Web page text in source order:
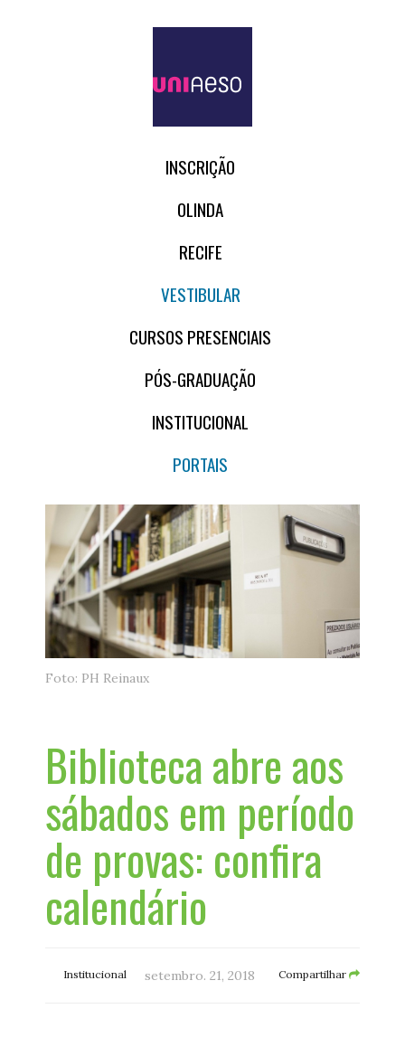
INSCRIÇÃO
OLINDA
RECIFE
VESTIBULAR
CURSOS PRESENCIAIS
PÓS-GRADUAÇÃO
INSTITUCIONAL
PORTAIS
Foto: PH Reinaux
Biblioteca abre aos
sábados em período
de provas: confira
calendário
Institucional setembro. 21, 2018 Compartilhar